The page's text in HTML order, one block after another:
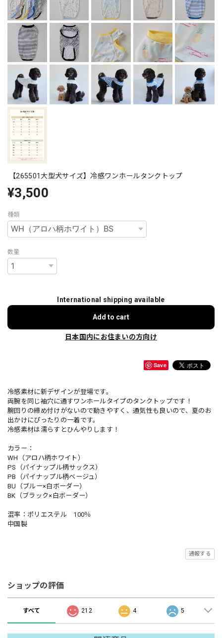
【265501大型犬サイズ】冷感ワンホールタンクトップ
¥3,500
種類
数量
International shipping available
Add to cart
日本国内にお住まいの方向け
Save
冷感素材に新デザインが登場です。
両腕を同じ袖穴に通すワンホールタイプのタンクトップです！
腕回りの締め付けがないので動きやすく、通気性も良いので、夏のお
出かけにぴったりの一着です。
冷感素材は濡らすとひんやりします！
カラー：
WH（アロハ柄ホワイト）
PS（パイナップル柄サックス）
PB（パイナップル柄ベージュ）
BU（ブルー×白ボーダー）
BK（ブラック×白ボーダー）
混率：ポリエステル 100％
中国製
通報する
ショップの評価
すべて 212 4 5